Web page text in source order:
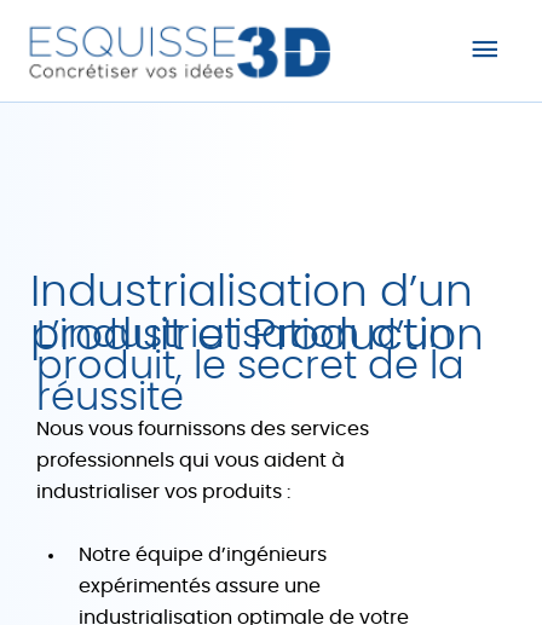
Industrialisation d’un
produit et Production
L’industrialisation d’un
produit, le secret de la
réussite
Nous vous fournissons des services
professionnels qui vous aident à
industrialiser vos produits :
Notre équipe d’ingénieurs
expérimentés assure une
industrialisation optimale de votre